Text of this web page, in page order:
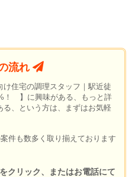
流れ
住宅の調理スタッフ｜駅近徒
！ 】に興味がある、もっと詳
る、という方は、まずはお気軽
件も数多く取り揃えております
クリック、またはお電話にて